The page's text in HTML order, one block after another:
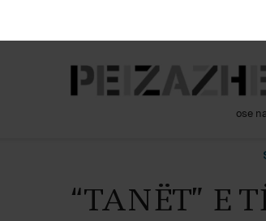
ose
“TANËT” E